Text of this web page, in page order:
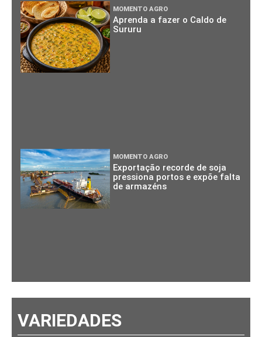
MOMENTO AGRO
Aprenda a fazer o Caldo de
Sururu
MOMENTO AGRO
Exportação recorde de soja
pressiona portos e expõe falta
de armazéns
VARIEDADES